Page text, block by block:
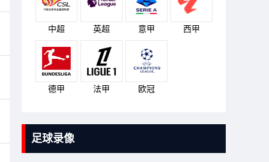
中超 英超 意甲 西甲
德甲 法甲 欧冠
足球录像